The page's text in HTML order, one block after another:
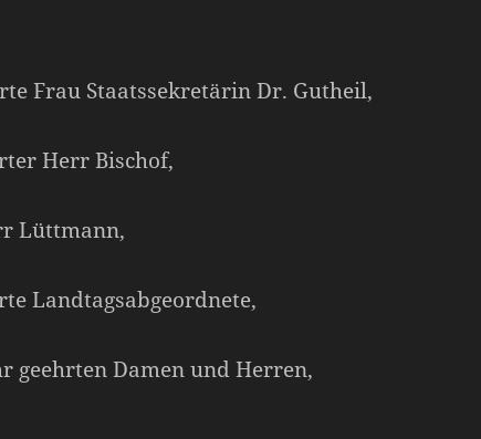
Frau Staatssekretärin Dr. Gutheil,
Herr Bischof,
Lüttmann,
Landtagsabgeordnete,
geehrten Damen und Herren,